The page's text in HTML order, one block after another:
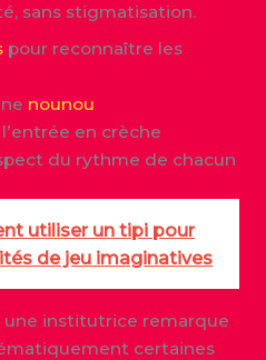
sans stigmatisation.
pour reconnaître les
nounou
en crèche
du rythme de chacun
utiliser un tipi pour
de jeu imaginatives
une institutrice remarque
certaines